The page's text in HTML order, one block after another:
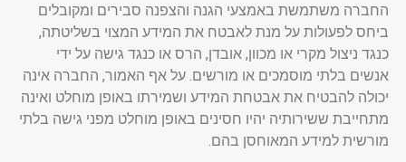
החברה משתמשת באמצעי הגנה והצפנה סבירים ומקובלים
ביחס לפעולות על מנת לאבטח את המידע המצוי בשליטתה,
כנגד ניצול מקרי או מכוון, אובדן, הרס או כנגד גישה על ידי
אנשים בלתי מוסמכים או מורשים. על אף האמור, החברה אינה
יכולה להבטיח את אבטחת המידע ושמירתו באופן מוחלט ואינה
מתחייבת ששירותיה יהיו חסינים באופן מוחלט מפני גישה בלתי
מורשית למידע המאוחסן בהם.